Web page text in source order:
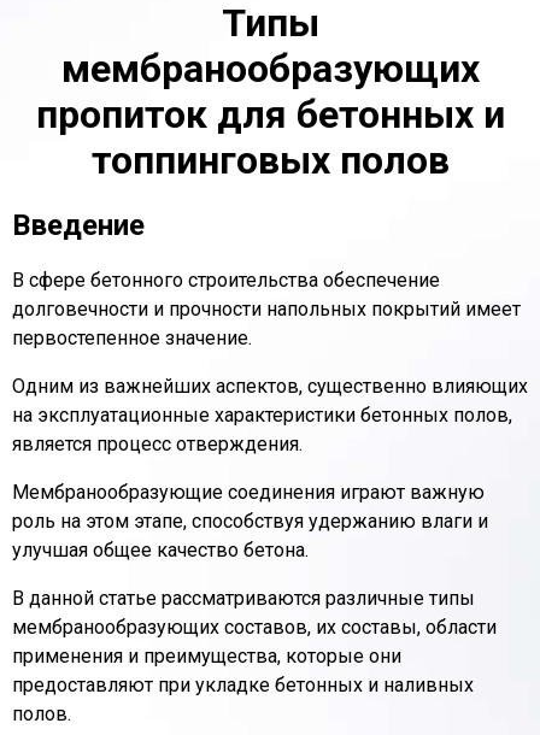
Типы
мембранообразующих
пропиток для бетонных и
топпинговых полов
Введение
В сфере бетонного строительства обеспечение
долговечности и прочности напольных покрытий имеет
первостепенное значение.
Одним из важнейших аспектов, существенно влияющих
на эксплуатационные характеристики бетонных полов,
является процесс отверждения.
Мембранообразующие соединения играют важную
роль на этом этапе, способствуя удержанию влаги и
улучшая общее качество бетона.
В данной статье рассматриваются различные типы
мембранообразующих составов, их составы, области
применения и преимущества, которые они
предоставляют при укладке бетонных и наливных
полов.